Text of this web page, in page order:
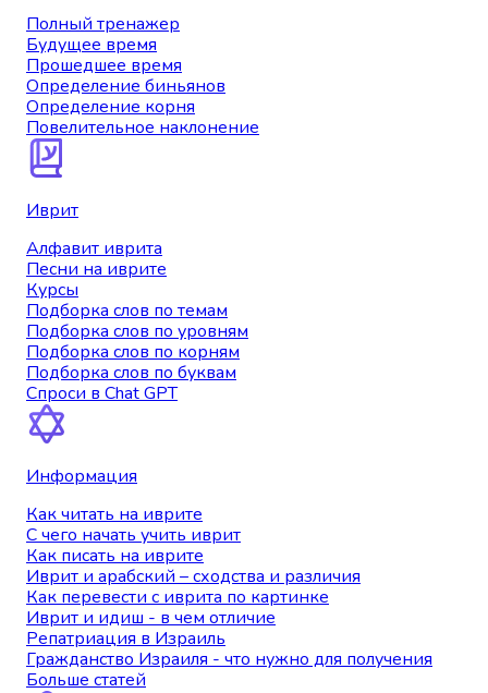
Полный тренажер
Будущее время
Прошедшее время
Определение биньянов
Определение корня
Повелительное наклонение
Иврит
Алфавит иврита
Песни на иврите
Курсы
Подборка слов по темам
Подборка слов по уровням
Подборка слов по корням
Подборка слов по буквам
Спроси в Chat GPT
Информация
Как читать на иврите
С чего начать учить иврит
Как писать на иврите
Иврит и арабский – сходства и различия
Как перевести с иврита по картинке
Иврит и идиш - в чем отличие
Репатриация в Израиль
Гражданство Израиля - что нужно для получения
Больше статей